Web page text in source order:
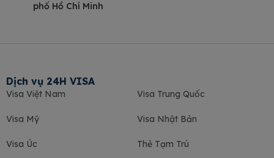
phố Hồ Chí Minh
Dịch vụ 24H VISA
Visa Việt Nam
Visa Mỹ
Visa Úc
Visa Trung Quốc
Visa Nhật Bản
Thẻ Tạm Trú